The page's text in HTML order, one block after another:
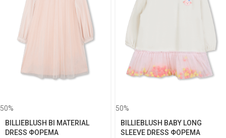
50%
BILLIEBLUSH BI MATERIAL
DRESS ΦΟΡΕΜΑ
50%
BILLIEBLUSH BABY LONG
SLEEVE DRESS ΦΟΡΕΜΑ